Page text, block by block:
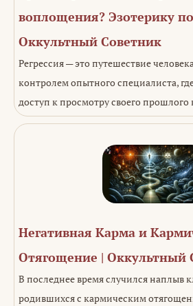
воплощения? Эзотерику
Оккультный Советник
Регрессия — это путешествие
контролем опытного специалиста,
доступ к просмотру своего
Негативная Карма и
Отягощение | Оккультный
В последнее время случился наплыв
родившихся с кармическим